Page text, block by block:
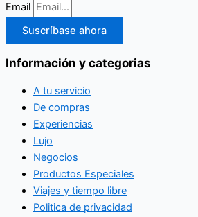
Email
Suscríbase ahora
Información y categorias
A tu servicio
De compras
Experiencias
Lujo
Negocios
Productos Especiales
Viajes y tiempo libre
Politica de privacidad